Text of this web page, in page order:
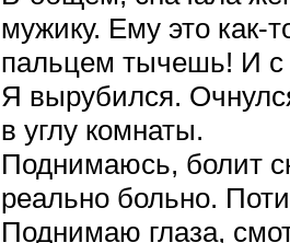
мужику. Ему это как-
пальцем тычешь! И с
Я вырубился.
в углу комнаты.
Поднимаюсь, болит
реально больно.
Поднимаю глаза,